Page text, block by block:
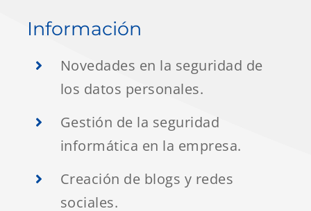
Información
Novedades en la seguridad de
los datos personales.
Gestión de la seguridad
informática en la empresa.
Creación de blogs y redes
sociales.